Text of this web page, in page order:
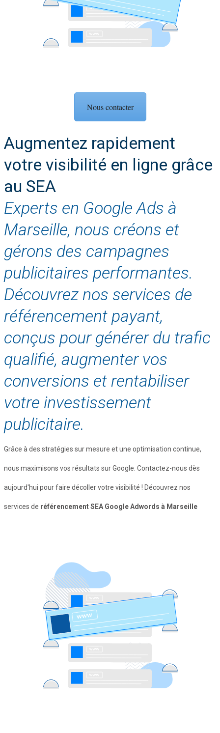
Nous contacter
Augmentez rapidement
votre visibilité en ligne grâce
au SEA
Experts en Google Ads à
Marseille, nous créons et
gérons des campagnes
publicitaires performantes.
Découvrez nos services de
référencement payant,
conçus pour générer du trafic
qualifié, augmenter vos
conversions et rentabiliser
votre investissement
publicitaire.
Grâce à des stratégies sur mesure et une optimisation continue,
nous maximisons vos résultats sur Google. Contactez-nous dès
aujourd'hui pour faire décoller votre visibilité ! Découvrez nos
services de référencement SEA Google Adwords à Marseille